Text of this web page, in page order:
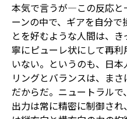
本気で言うが―この反応と
ーンの中で、ギアを自分
とを好むような人間は、
寧にピューレ状にして再
いない。というのも、日
リングとバランスは、ま
だからだ。ニュートラル
出力は常に精密に制御さ